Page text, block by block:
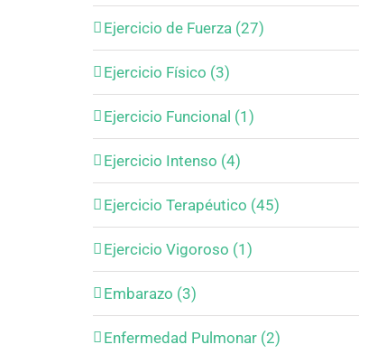
Ejercicio de Fuerza (27)
Ejercicio Físico (3)
Ejercicio Funcional (1)
Ejercicio Intenso (4)
Ejercicio Terapéutico (45)
Ejercicio Vigoroso (1)
Embarazo (3)
Enfermedad Pulmonar (2)